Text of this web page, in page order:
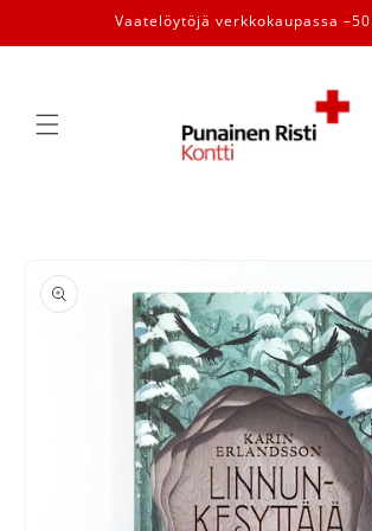
sisältöön
Vaatelöytöjä verkkokaupassa –50
tuotetietoihin